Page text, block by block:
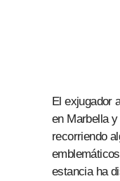
El exjugador
en Marbella
recorriendo
estancia ha